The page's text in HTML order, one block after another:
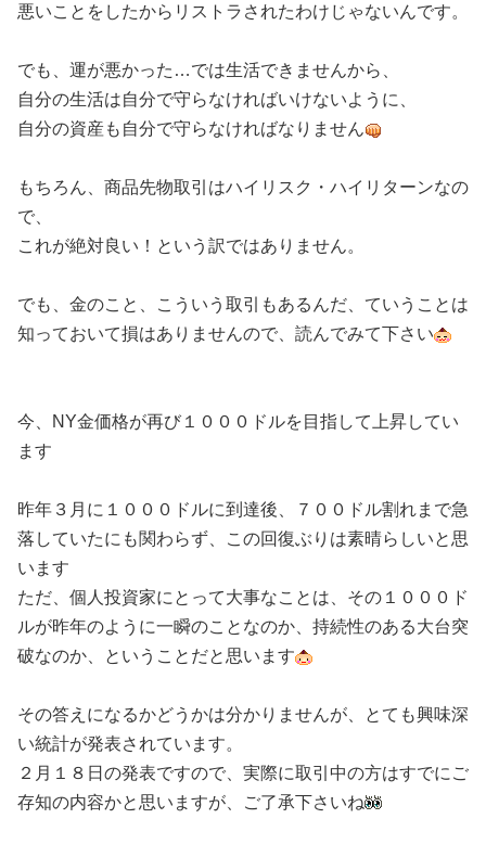
悪いことをしたからリストラされたわけじゃないんです。
でも、運が悪かった…では生活できませんから、
自分の生活は自分で守らなければいけないように、
自分の資産も自分で守らなければなりません
もちろん、商品先物取引はハイリスク・ハイリターンなの
で、
これが絶対良い！という訳ではありません。
でも、金のこと、こういう取引もあるんだ、ていうことは
知っておいて損はありませんので、読んでみて下さい
今、NY金価格が再び１０００ドルを目指して上昇してい
ます
昨年３月に１０００ドルに到達後、７００ドル割れまで急
落していたにも関わらず、この回復ぶりは素晴らしいと思
います
ただ、個人投資家にとって大事なことは、その１０００ド
ルが昨年のように一瞬のことなのか、持続性のある大台突
破なのか、ということだと思います
その答えになるかどうかは分かりませんが、とても興味深
い統計が発表されています。
２月１８日の発表ですので、実際に取引中の方はすでにご
存知の内容かと思いますが、ご了承下さいね